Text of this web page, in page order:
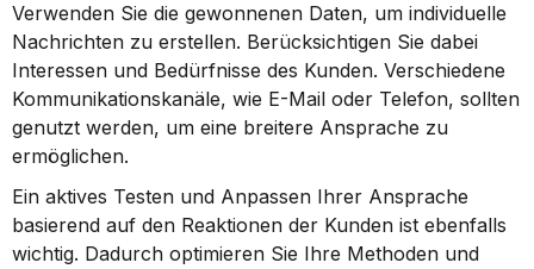
Verwenden Sie die gewonnenen Daten, um individuelle
Nachrichten zu erstellen. Berücksichtigen Sie dabei
Interessen und Bedürfnisse des Kunden. Verschiedene
Kommunikationskanäle, wie E-Mail oder Telefon, sollten
genutzt werden, um eine breitere Ansprache zu
ermöglichen.
Ein aktives Testen und Anpassen Ihrer Ansprache
basierend auf den Reaktionen der Kunden ist ebenfalls
wichtig. Dadurch optimieren Sie Ihre Methoden und